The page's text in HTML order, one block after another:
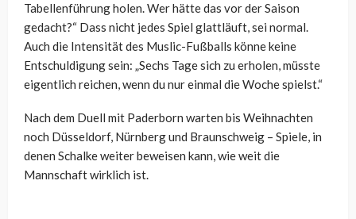
Tabellenführung holen. Wer hätte das vor der Saison
gedacht?“ Dass nicht jedes Spiel glattläuft, sei normal.
Auch die Intensität des Muslic-Fußballs könne keine
Entschuldigung sein: „Sechs Tage sich zu erholen, müsste
eigentlich reichen, wenn du nur einmal die Woche spielst.“
Nach dem Duell mit Paderborn warten bis Weihnachten
noch Düsseldorf, Nürnberg und Braunschweig – Spiele, in
denen Schalke weiter beweisen kann, wie weit die
Mannschaft wirklich ist.